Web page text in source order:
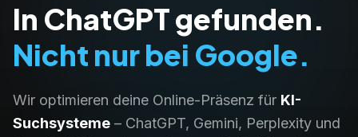
In ChatGPT gefunden.
Nicht nur bei Google.
Wir optimieren deine Online-Präsenz für KI-
Suchsysteme – ChatGPT, Gemini, Perplexity und